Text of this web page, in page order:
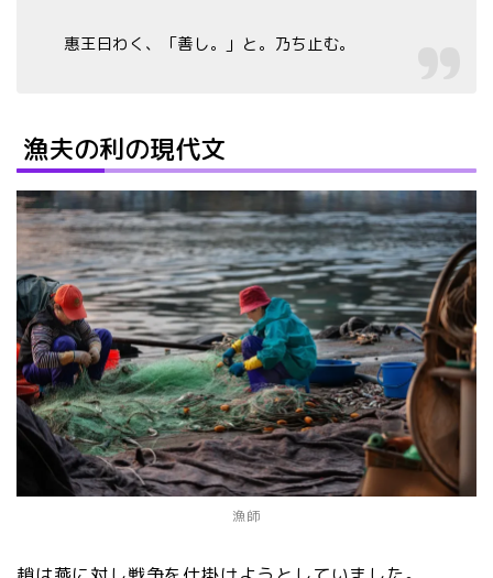
惠王曰わく、「善し。」と。乃ち止む。
漁夫の利の現代文
漁師